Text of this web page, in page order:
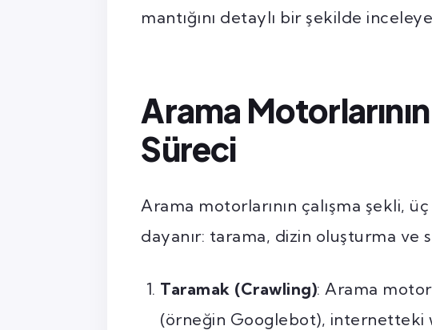
mantığını detaylı bir şekilde
Arama
Süreci
Arama motorlarının çalışma şekli,
dayanır: tarama, dizin oluşturma ve
Taramak (Crawling): Arama
(örneğin Googlebot), internetteki